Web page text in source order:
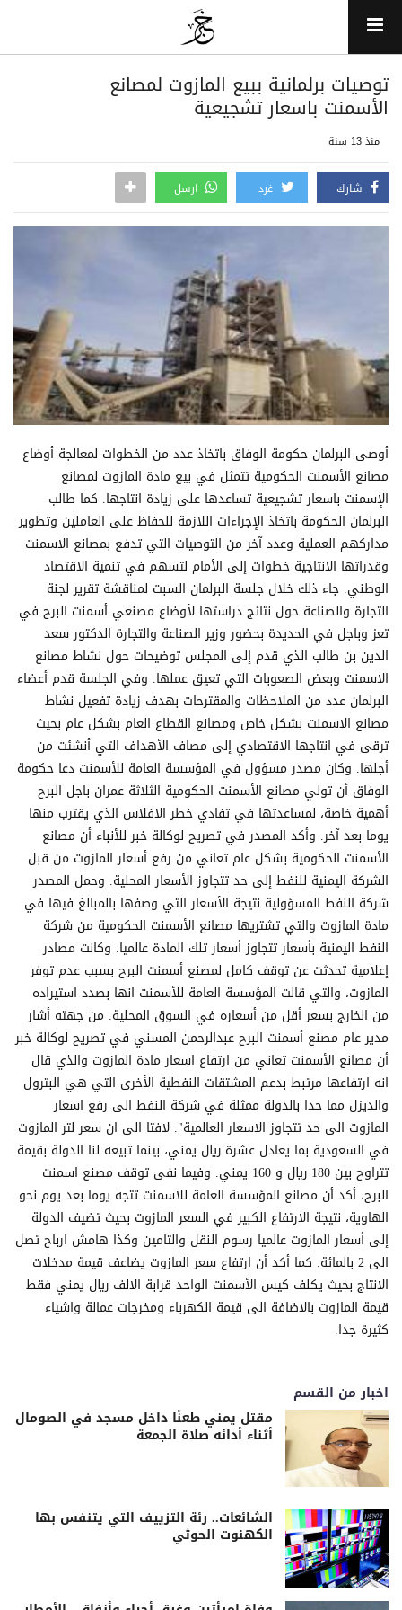
توصيات برلمانية ببيع المازوت لمصانع
الأسمنت باسعار تشجيعية
منذ 13 سنة
شارك غرد ارسل
أوصى البرلمان حكومة الوفاق باتخاذ عدد من الخطوات لمعالجة أوضاع
مصانع الأسمنت الحكومية تتمثل في بيع مادة المازوت لمصانع
الإسمنت باسعار تشجيعية تساعدها على زيادة انتاجها. كما طالب
البرلمان الحكومة باتخاذ الإجراءات اللازمة للحفاظ على العاملين وتطوير
مداركهم العملية وعدد آخر من التوصيات التي تدفع بمصانع الاسمنت
وقدراتها الانتاجية خطوات إلى الأمام لتسهم في تنمية الاقتصاد
الوطني. جاء ذلك خلال جلسة البرلمان السبت لمناقشة تقرير لجنة
التجارة والصناعة حول نتائج دراستها لأوضاع مصنعي أسمنت البرح في
تعز وباجل في الحديدة بحضور وزير الصناعة والتجارة الدكتور سعد
الدين بن طالب الذي قدم إلى المجلس توضيحات حول نشاط مصانع
الاسمنت وبعض الصعوبات التي تعيق عملها. وفي الجلسة قدم أعضاء
البرلمان عدد من الملاحظات والمقترحات بهدف زيادة تفعيل نشاط
مصانع الاسمنت بشكل خاص ومصانع القطاع العام بشكل عام بحيث
ترقى في انتاجها الاقتصادي إلى مصاف الأهداف التي أنشئت من
أجلها. وكان مصدر مسؤول في المؤسسة العامة للأسمنت دعا حكومة
الوفاق أن تولي مصانع الأسمنت الحكومية الثلاثة عمران باجل البرح
أهمية خاصة، لمساعدتها في تفادي خطر الافلاس الذي يقترب منها
يوما بعد آخر. وأكد المصدر في تصريح لوكالة خبر للأنباء أن مصانع
الأسمنت الحكومية بشكل عام تعاني من رفع أسعار المازوت من قبل
الشركة اليمنية للنفط إلى حد تتجاوز الأسعار المحلية. وحمل المصدر
شركة النفط المسؤولية نتيجة الأسعار التي وصفها بالمبالغ فيها في
مادة المازوت والتي تشتريها مصانع الأسمنت الحكومية من شركة
النفط اليمنية بأسعار تتجاوز أسعار تلك المادة عالميا. وكانت مصادر
إعلامية تحدثت عن توقف كامل لمصنع أسمنت البرح بسبب عدم توفر
المازوت، والتي قالت المؤسسة العامة للأسمنت انها بصدد استيراده
من الخارج بسعر أقل من أسعاره في السوق المحلية. من جهته أشار
مدير عام مصنع أسمنت البرح عبدالرحمن المسني في تصريح لوكالة خبر
أن مصانع الأسمنت تعاني من ارتفاع اسعار مادة المازوت والذي قال
انه ارتفاعها مرتبط بدعم المشتقات النفطية الأخرى التي هي البترول
والديزل مما حدا بالدولة ممثلة في شركة النفط الى رفع اسعار
المازوت الى حد تتجاوز الاسعار العالمية". لافتا الى ان سعر لتر المازوت
في السعودية بما يعادل عشرة ريال يمني، بينما تبيعه لنا الدولة بقيمة
تتراوح بين 180 ريال و 160 يمني. وفيما نفى توقف مصنع اسمنت
البرح، أكد أن مصانع المؤسسة العامة للاسمنت تتجه يوما بعد يوم نحو
الهاوية، نتيجة الارتفاع الكبير في السعر المازوت بحيث تضيف الدولة
إلى أسعار المازوت عالميا رسوم النقل والتامين وكذا هامش ارباح تصل
الى 2 بالمائة. كما أكد أن ارتفاع سعر المازوت يضاعف قيمة مدخلات
الانتاج بحيث يكلف كيس الأسمنت الواحد قرابة الالف ريال يمني فقط
قيمة المازوت بالاضافة الى قيمة الكهرباء ومخرجات عمالة واشياء
كثيرة جدا.
اخبار من القسم
مقتل يمني طعنًا داخل مسجد في الصومال
أثناء أدائه صلاة الجمعة
الشائعات.. رئة التزييف التي يتنفس بها
الكهنوت الحوثي